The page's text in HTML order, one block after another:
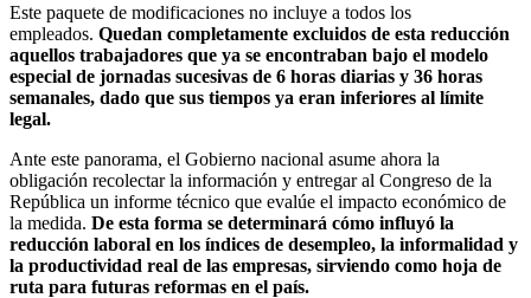
Este paquete de modificaciones no incluye a todos los
empleados. Quedan completamente excluidos de esta reducción
aquellos trabajadores que ya se encontraban bajo el modelo
especial de jornadas sucesivas de 6 horas diarias y 36 horas
semanales, dado que sus tiempos ya eran inferiores al límite
legal.
Ante este panorama, el Gobierno nacional asume ahora la
obligación recolectar la información y entregar al Congreso de la
República un informe técnico que evalúe el impacto económico de
la medida. De esta forma se determinará cómo influyó la
reducción laboral en los índices de desempleo, la informalidad y
la productividad real de las empresas, sirviendo como hoja de
ruta para futuras reformas en el país.